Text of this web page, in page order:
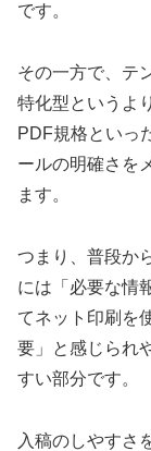
です。
その一方で、テ
特化型というよ
PDF規格といっ
ールの明確さを
ます。
つまり、普段か
には「必要な情
てネット印刷を
要」と感じられ
すい部分です。
入稿のしやすさ